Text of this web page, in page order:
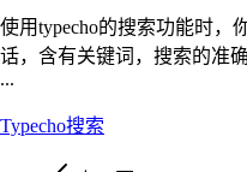
使用typecho的搜索功能时
话，含有关键词，搜索的准
...
Typecho搜索